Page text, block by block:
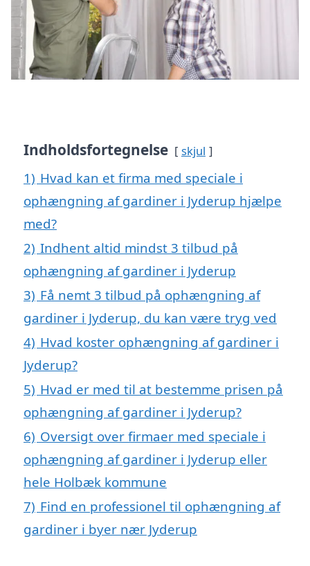
Indholdsfortegnelse skjul
1) Hvad kan et firma med speciale i
ophængning af gardiner i Jyderup hjælpe
med?
2) Indhent altid mindst 3 tilbud på
ophængning af gardiner i Jyderup
3) Få nemt 3 tilbud på ophængning af
gardiner i Jyderup, du kan være tryg ved
4) Hvad koster ophængning af gardiner i
Jyderup?
5) Hvad er med til at bestemme prisen på
ophængning af gardiner i Jyderup?
6) Oversigt over firmaer med speciale i
ophængning af gardiner i Jyderup eller
hele Holbæk kommune
7) Find en professionel til ophængning af
gardiner i byer nær Jyderup